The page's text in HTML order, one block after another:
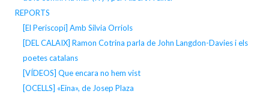
REPORTS
[El Periscopi] Amb Silvia Orriols
[DEL CALAIX] Ramon Cotrina parla de John Langdon-Davies i els
poetes catalans
[VÍDEOS] Que encara no hem vist
[OCELLS] «Eina», de Josep Plaza